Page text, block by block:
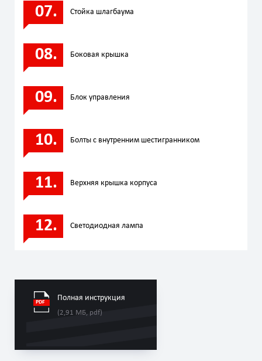
Стойка шлагбаума
Боковая крышка
Блок управления
Болты с внутренним шестигранником
Верхняя крышка корпуса
Светодиодная лампа
Полная инструкция
(2,91 МБ, pdf)